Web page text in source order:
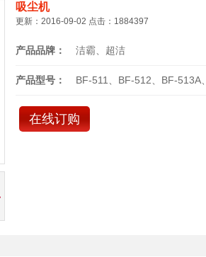
吸尘机
更新：2016-09-02 点击：1884397
产品品牌： 洁霸、超洁
产品型号： BF-511、BF-512、BF-513A、
在线订购